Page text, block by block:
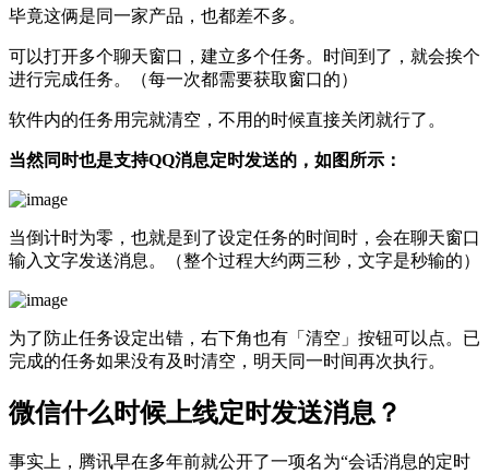
毕竟这俩是同一家产品，也都差不多。
可以打开多个聊天窗口，建立多个任务。时间到了，就会挨个
进行完成任务。（每一次都需要获取窗口的）
软件内的任务用完就清空，不用的时候直接关闭就行了。
当然同时也是支持QQ消息定时发送的，如图所示：
当倒计时为零，也就是到了设定任务的时间时，会在聊天窗口
输入文字发送消息。（整个过程大约两三秒，文字是秒输的）
为了防止任务设定出错，右下角也有「清空」按钮可以点。已
完成的任务如果没有及时清空，明天同一时间再次执行。
微信什么时候上线定时发送消息？
事实上，腾讯早在多年前就公开了一项名为“会话消息的定时